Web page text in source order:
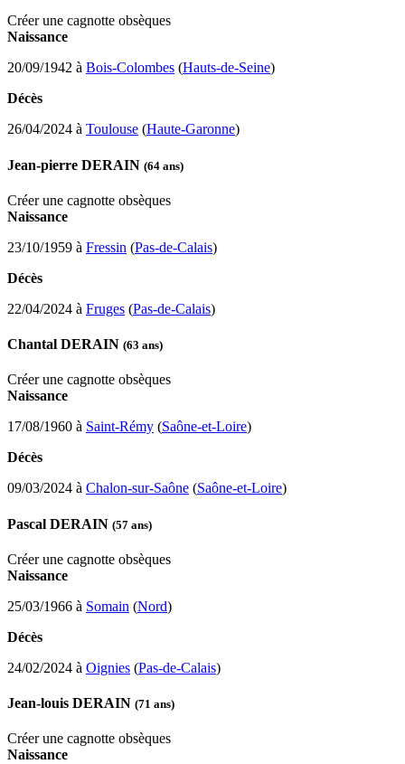
Créer une cagnotte obsèques
Naissance
20/09/1942 à Bois-Colombes (Hauts-de-Seine)
Décès
26/04/2024 à Toulouse (Haute-Garonne)
Jean-pierre DERAIN (64 ans)
Créer une cagnotte obsèques
Naissance
23/10/1959 à Fressin (Pas-de-Calais)
Décès
22/04/2024 à Fruges (Pas-de-Calais)
Chantal DERAIN (63 ans)
Créer une cagnotte obsèques
Naissance
17/08/1960 à Saint-Rémy (Saône-et-Loire)
Décès
09/03/2024 à Chalon-sur-Saône (Saône-et-Loire)
Pascal DERAIN (57 ans)
Créer une cagnotte obsèques
Naissance
25/03/1966 à Somain (Nord)
Décès
24/02/2024 à Oignies (Pas-de-Calais)
Jean-louis DERAIN (71 ans)
Créer une cagnotte obsèques
Naissance